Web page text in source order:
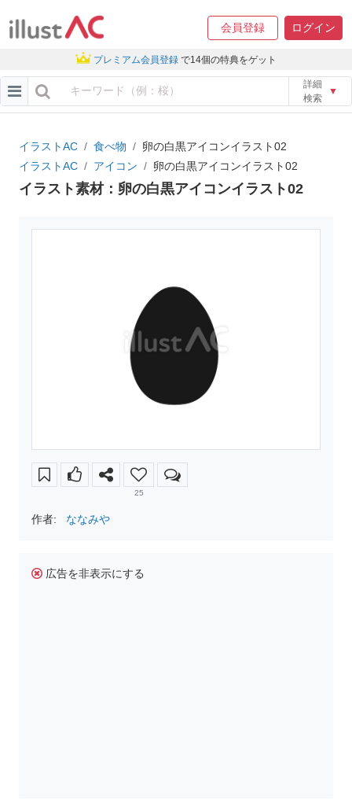
会員登録 ログイン
プレミアム会員登録 で14個の特典をゲット
詳細
検索
▼
イラストAC 食べ物
卵の白黒アイコンイラスト02
イラストAC
アイコン 卵の白黒アイコンイラスト02
イラスト素材：卵の白黒アイコンイラスト02
25
作者: ななみや
広告を非表示にする